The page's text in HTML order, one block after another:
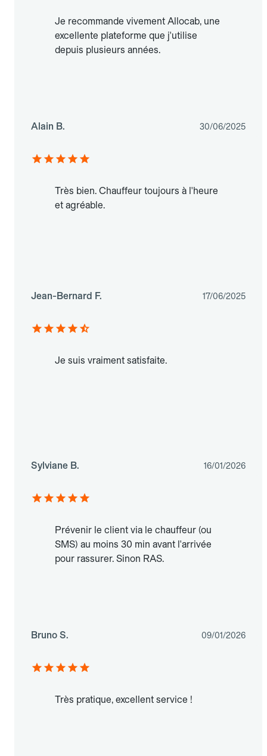
Je recommande vivement Allocab, une
excellente plateforme que j'utilise
depuis plusieurs années.
Alain B. 30/06/2025
Très bien. Chauffeur toujours à l'heure
et agréable.
Jean-Bernard F. 17/06/2025
Je suis vraiment satisfaite.
Sylviane B. 16/01/2026
Prévenir le client via le chauffeur (ou
SMS) au moins 30 min avant l'arrivée
pour rassurer. Sinon RAS.
Bruno S. 09/01/2026
Très pratique, excellent service !